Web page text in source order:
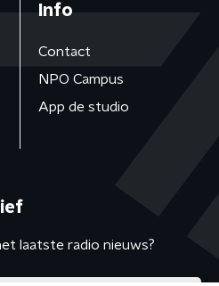
Info
Contact
NPO Campus
App de studio
laatste radio nieuws?